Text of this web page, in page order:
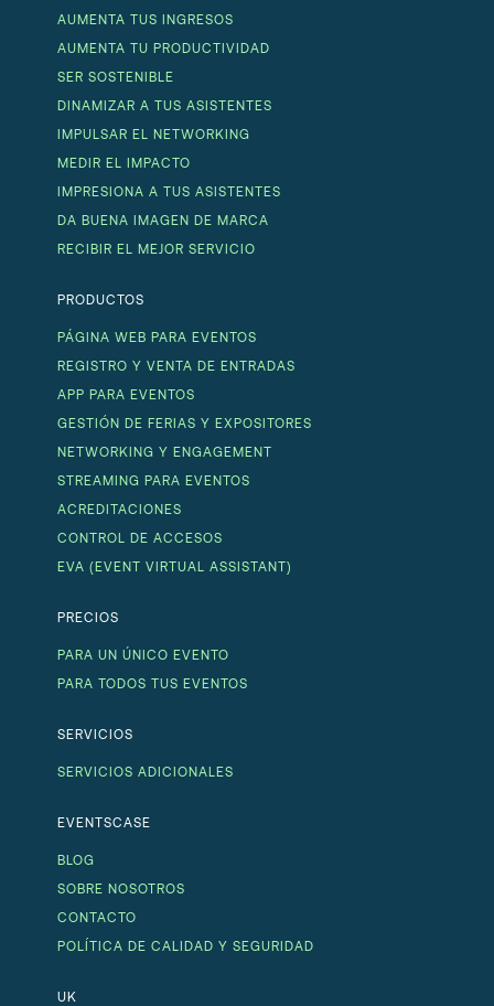
AUMENTA TUS INGRESOS
AUMENTA TU PRODUCTIVIDAD
SER SOSTENIBLE
DINAMIZAR A TUS ASISTENTES
IMPULSAR EL NETWORKING
MEDIR EL IMPACTO
IMPRESIONA A TUS ASISTENTES
DA BUENA IMAGEN DE MARCA
RECIBIR EL MEJOR SERVICIO
PRODUCTOS
PÁGINA WEB PARA EVENTOS
REGISTRO Y VENTA DE ENTRADAS
APP PARA EVENTOS
GESTIÓN DE FERIAS Y EXPOSITORES
NETWORKING Y ENGAGEMENT
STREAMING PARA EVENTOS
ACREDITACIONES
CONTROL DE ACCESOS
EVA (EVENT VIRTUAL ASSISTANT)
PRECIOS
PARA UN ÚNICO EVENTO
PARA TODOS TUS EVENTOS
SERVICIOS
SERVICIOS ADICIONALES
EVENTSCASE
BLOG
SOBRE NOSOTROS
CONTACTO
POLÍTICA DE CALIDAD Y SEGURIDAD
UK